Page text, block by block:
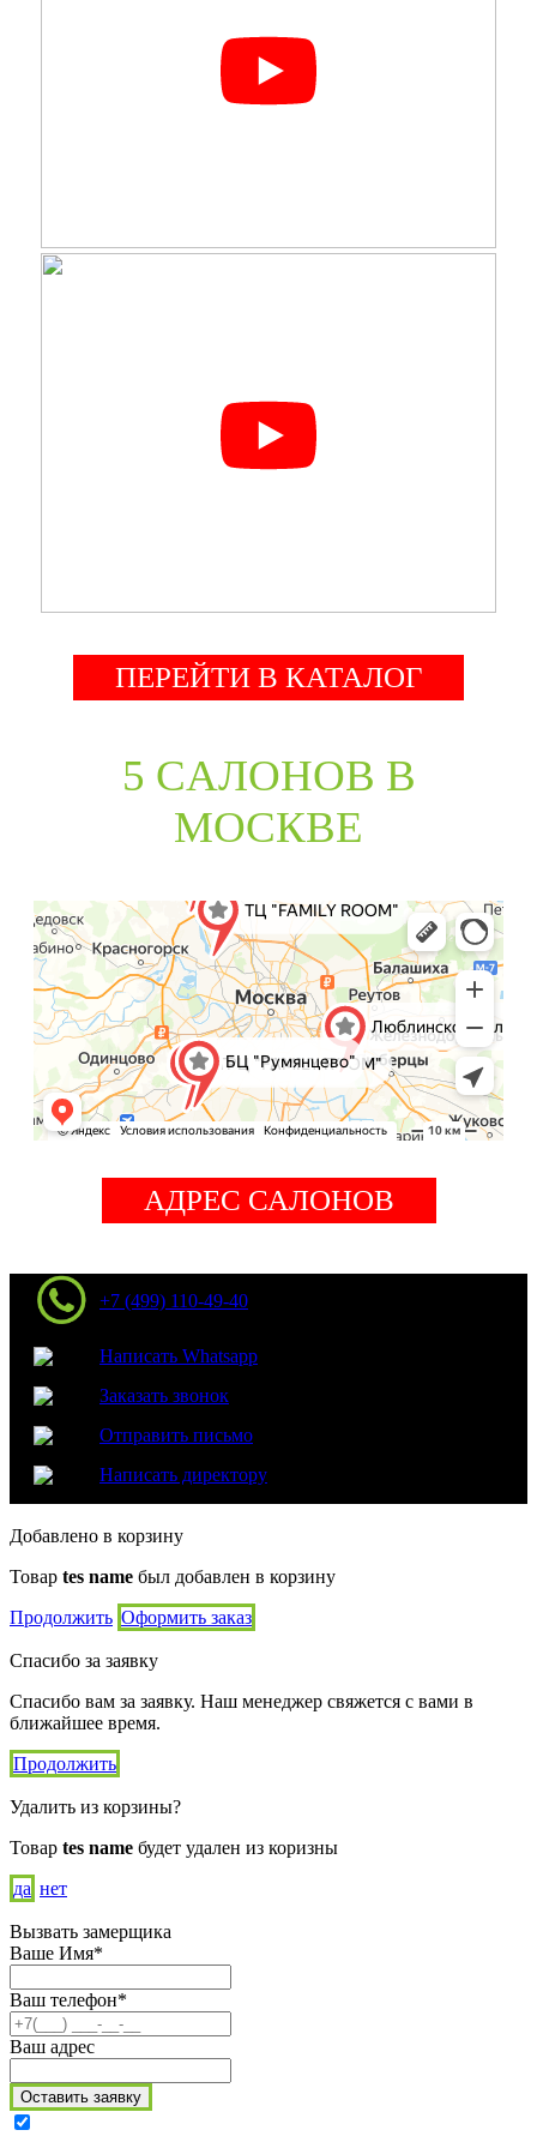
ПЕРЕЙТИ В КАТАЛОГ
5 CАЛОНОВ В
МОСКВЕ
АДРЕС САЛОНОВ
+7 (499) 110-49-40
Написать Whatsapp
Заказать звонок
Отправить письмо
Написать директору
Добавлено в корзину
Товар tes name был добавлен в корзину
Продолжить Оформить заказ
Спасибо за заявку
Спасибо вам за заявку. Наш менеджер свяжется с вами в
ближайшее время.
Продолжить
Удалить из корзины?
Товар tes name будет удален из коризны
да нет
Вызвать замерщика
Ваше Имя*
Ваш телефон*
Ваш адрес
Оставить заявку